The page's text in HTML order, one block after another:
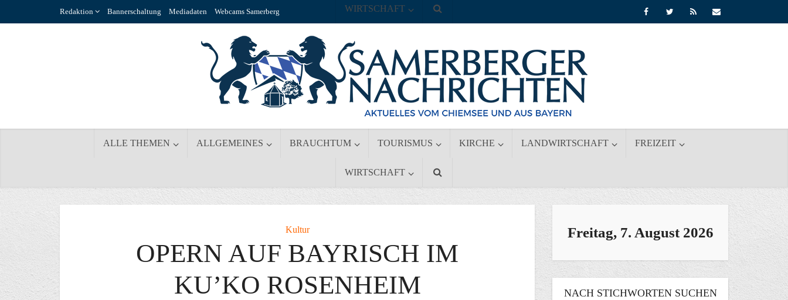
Redaktion Bannerschaltung Mediadaten Webcams Samerberg
ALLE THEMEN ALLGEMEINES BRAUCHTUM TOURISMUS KIRCHE LANDWIRTSCHAFT FREIZEIT
WIRTSCHAFT
WIRTSCHAFT
Kultur
OPERN AUF BAYRISCH IM
KU’KO ROSENHEIM
Freitag, 7. August 2026
NACH STICHWORTEN SUCHEN